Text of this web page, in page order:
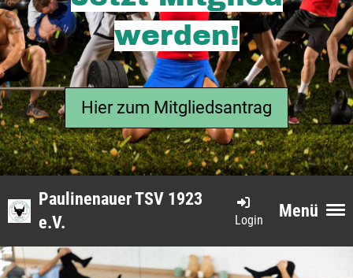
werden!
Hier zum Mitgliedsantrag
Menü
Login
Paulinenauer TSV 1923
e.V.